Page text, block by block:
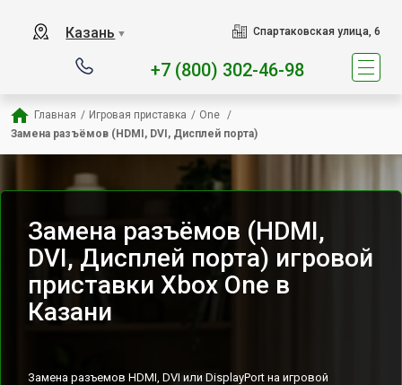
Казань ▼ Спартаковская улица, 6
+7 (800) 302-46-98
Главная / Игровая приставка / One /
Замена разъёмов (HDMI, DVI, Дисплей порта)
Замена разъёмов (HDMI,
DVI, Дисплей порта) игровой
приставки Xbox One в
Казани
Замена разъемов HDMI, DVI или DisplayPort на игровой